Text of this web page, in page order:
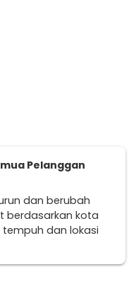
Pelanggan
dan berubah
berdasarkan kota
dan lokasi